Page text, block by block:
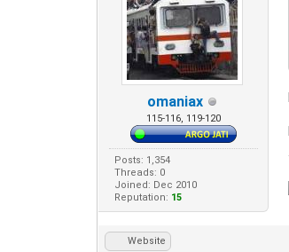
omaniax
115-116, 119-120
Posts: 1,354
Threads: 0
Joined: Dec 2010
Reputation: 15
Website